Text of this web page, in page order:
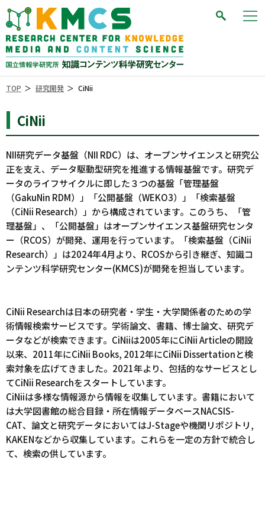
TOP ＞ 研究開発 ＞ CiNii
CiNii
NII研究データ基盤（NII RDC）は、オープンサイエンスと研究公
正を支え、データ駆動型研究を推進する情報基盤です。研究デ
ータのライフサイクルに即した３つの基盤「管理基盤
（GakuNin RDM）」「公開基盤（WEKO3）」「検索基盤
（CiNii Research）」から構成されています。このうち、「管
理基盤」、「公開基盤」はオープンサイエンス基盤研究センタ
ー（RCOS）が開発、運用を行っています。「検索基盤（CiNii
Research）」は2024年4月より、RCOSから引き継ぎ、知識コ
ンテンツ科学研究センター(KMCS)が開発を担当しています。
CiNii Researchは日本の研究者・学生・大学関係者のための学
術情報検索サービスです。学術論文、書籍、博士論文、研究デ
ータなどが検索できます。CiNiiは2005年にCiNii Articleの開設
以来、2011年にCiNii Books, 2012年にCiNii Dissertationと検
索対象を広げてきました。2021年より、包括的なサービスとし
てCiNii Researchをスタートしています。
CiNiiは多様な情報源から情報を収集しています。書籍において
は大学図書館の総合目録・所在情報データベースNACSIS-
CAT、論文と研究データにおいてはJ-Stageや機関リポジトリ,
KAKENなどから収集しています。これらを一定の方針で統合し
て、検索の供しています。